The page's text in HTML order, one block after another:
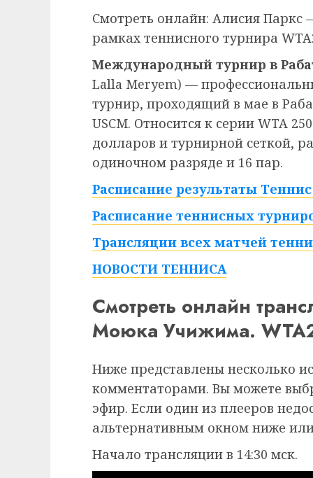
Смотреть онлайн: Алисия
рамках теннисного турнира
Международный турнир в
Lalla Meryem) —
турнир, проходящий в мае в
USCM. Относится к серии WTA
долларов и турнирной сеткой,
одиночном разряде и 16 пар.
Расписание результаты
Расписание теннисных
Трансляции всех матчей
НОВОСТИ ТЕННИСА
Смотреть онлайн
Моюка Учижима.
Ниже представлены несколько
комментаторами. Вы можете
эфир. Если один из плееров
альтернативным окном ниже
Начало трансляции в 14:30 мск.